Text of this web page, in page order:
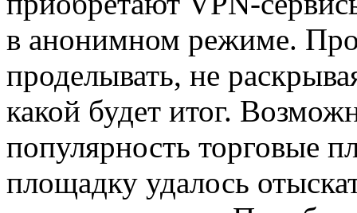
в анонимном режиме.
проделывать, не
какой будет итог.
популярность торговые
площадку удалось